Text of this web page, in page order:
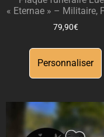
« Eternae » – Militaire,
79,90€
Personnaliser